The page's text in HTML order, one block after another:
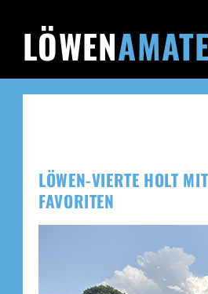
LÖWEN
LÖWEN-VIERTE HOLT
FAVORITEN